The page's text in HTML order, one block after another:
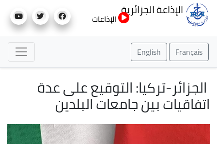
إلى
الإذاعة الجزائرية
الإذاعات
Français
English
الجزائر-تركيا: التوقيع على عدة
اتفاقيات بين جامعات البلدين